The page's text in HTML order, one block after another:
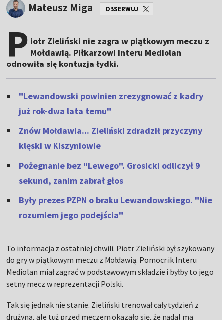
Mateusz Miga OBSERWUJ
P iotr Zieliński nie zagra w piątkowym meczu z
Mołdawią. Piłkarzowi Interu Mediolan
odnowiła się kontuzja łydki.
"Lewandowski powinien zrezygnować z kadry
już rok-dwa lata temu"
Znów Mołdawia... Zieliński zdradził przyczyny
klęski w Kiszyniowie
Pożegnanie bez "Lewego". Grosicki odliczył 9
sekund, zanim zabrał głos
Były prezes PZPN o braku Lewandowskiego. "Nie
rozumiem jego podejścia"
To informacja z ostatniej chwili. Piotr Zieliński był szykowany
do gry w piątkowym meczu z Mołdawią. Pomocnik Interu
Mediolan miał zagrać w podstawowym składzie i byłby to jego
setny mecz w reprezentacji Polski.
Tak się jednak nie stanie. Zieliński trenował cały tydzień z
drużyną, ale tuż przed meczem okazało się, że nadal ma